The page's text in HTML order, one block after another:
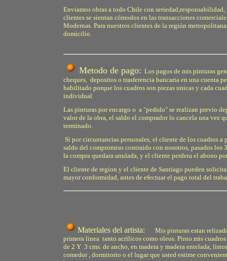
Enviamos obras a todo Chile con
clientes se sientan cómodos en las transacciones
Modernas. Para nuestros clientes de la región
domicilio.
Metodo de pago: Los pagos de mis pinturas
cheques, depositos o trasferencia bancaria en una cuenta
habilitado porque los cuadros son piezas unicas y cada
individual.
Las pinturas por encargo o a "pedido" se realizan previo
valor de la obra, el saldo el comprador lo cancela una vez
terminado.
Si por circuntancias personales, el cliente de los cuadros a
saldo del compromiso contraido con nosotros, pasados los
la compra quedara anulada, y el cliente perdera el abono
El cliente de region y el cliente de Santiago pueden
mayor conformidad, antes de efectuar el pago total del
Materiales del artista:
Mis pinturas estan
primera linea tanto acrilicos como oleos. Pinto mis
de 2 Y 3 cms. de ancho, en madera y madera entelada,
comedor , dormitorio o el lugar que usted estime